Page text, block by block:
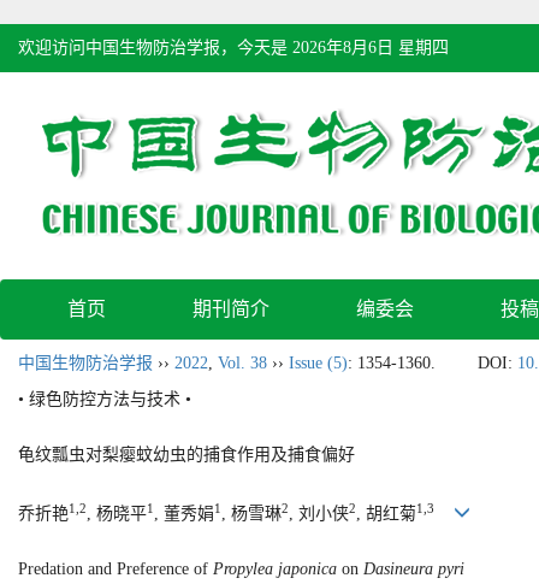
欢迎访问中国生物防治学报，今天是 2026年8月6日 星期四
首页 期刊简介 编委会 投
中国生物防治学报 ›› 2022, Vol. 38 ›› Issue (5): 1354-1360. DOI:
• 绿色防控方法与技术 •
龟纹瓢虫对梨瘿蚊幼虫的捕食作用及捕食偏好
乔折艳1,2, 杨晓平1 , 董秀娟1 , 杨雪琳2, 刘小侠2, 胡红菊1,3
Predation and Preference of Propylea japonica on Dasineura pyri